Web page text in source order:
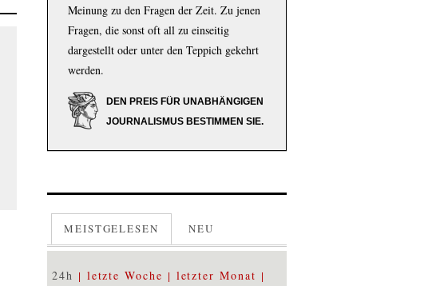
Meinung zu den Fragen der Zeit. Zu jenen
Fragen, die sonst oft all zu einseitig
dargestellt oder unter den Teppich gekehrt
werden.
DEN PREIS FÜR UNABHÄNGIGEN
JOURNALISMUS BESTIMMEN SIE.
MEISTGELESEN NEU
24h letzte Woche letzter Monat